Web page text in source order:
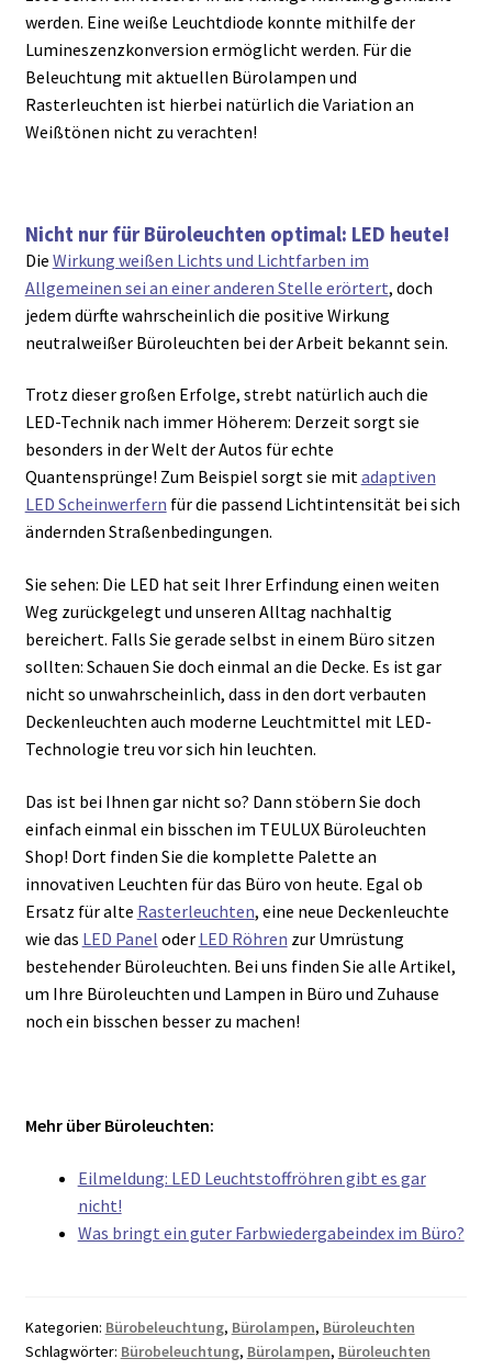
werden. Eine weiße Leuchtdiode konnte mithilfe der
Lumineszenzkonversion ermöglicht werden. Für die
Beleuchtung mit aktuellen Bürolampen und
Rasterleuchten ist hierbei natürlich die Variation an
Weißtönen nicht zu verachten!
Nicht nur für Büroleuchten optimal: LED heute!
Die Wirkung weißen Lichts und Lichtfarben im
Allgemeinen sei an einer anderen Stelle erörtert, doch
jedem dürfte wahrscheinlich die positive Wirkung
neutralweißer Büroleuchten bei der Arbeit bekannt sein.
Trotz dieser großen Erfolge, strebt natürlich auch die
LED-Technik nach immer Höherem: Derzeit sorgt sie
besonders in der Welt der Autos für echte
Quantensprünge! Zum Beispiel sorgt sie mitadaptiven
LED Scheinwerfern für die passend Lichtintensität bei sich
ändernden Straßenbedingungen.
Sie sehen: Die LED hat seit Ihrer Erfindung einen weiten
Weg zurückgelegt und unseren Alltag nachhaltig
bereichert. Falls Sie gerade selbst in einem Büro sitzen
sollten: Schauen Sie doch einmal an die Decke. Es ist gar
nicht so unwahrscheinlich, dass in den dort verbauten
Deckenleuchten auch moderne Leuchtmittel mit LED-
Technologie treu vor sich hin leuchten.
Das ist bei Ihnen gar nicht so? Dann stöbern Sie doch
einfach einmal ein bisschen im TEULUX Büroleuchten
Shop! Dort finden Sie die komplette Palette an
innovativen Leuchten für das Büro von heute. Egal ob
Ersatz für alte Rasterleuchten, eine neue Deckenleuchte
wie das LED Panel oder LED Röhren zur Umrüstung
bestehender Büroleuchten. Bei uns finden Sie alle Artikel,
um Ihre Büroleuchten und Lampen in Büro und Zuhause
noch ein bisschen besser zu machen!
Mehr über Büroleuchten:
Eilmeldung: LED Leuchtstoffröhren gibt es gar
nicht!
Was bringt ein guter Farbwiedergabeindex im Büro?
Kategorien: Bürobeleuchtung, Bürolampen, Büroleuchten
Schlagwörter: Bürobeleuchtung, Bürolampen, Büroleuchten